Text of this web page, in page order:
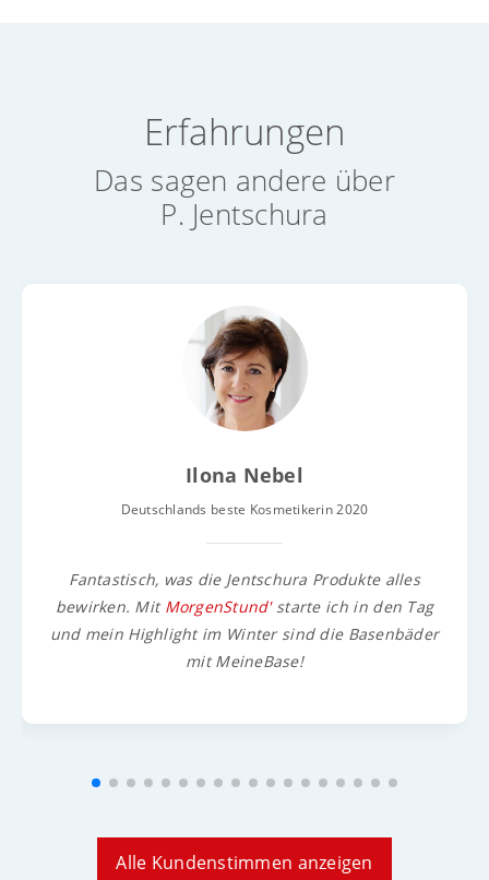
Erfahrungen
Das sagen andere über
P. Jentschura
Ilona Nebel
Deutschlands beste Kosmetikerin 2020
Fantastisch, was die Jentschura Produkte alles
bewirken. Mit MorgenStund'starte ich in den Tag
und mein Highlight im Winter sind die Basenbäder
mit MeineBase!
Alle Kundenstimmen anzeigen